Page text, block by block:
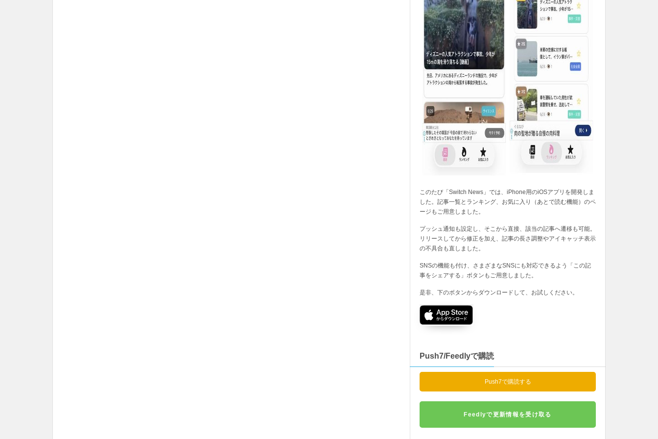
このたび「Switch News」では、iPhone用のiOSアプリを開発しま
した。記事一覧とランキング、お気に入り（あとで読む機能）のペ
ージもご用意しました。
プッシュ通知も設定し、そこから直接、該当の記事へ遷移も可能。
リリースしてから修正を加え、記事の長さ調整やアイキャッチ表示
の不具合も直しました。
SNSの機能も付け、さまざまなSNSにも対応できるよう「この記
事をシェアする」ボタンもご用意しました。
是非、下のボタンからダウンロードして、お試しください。
Push7/Feedlyで購読
Push7で購読する
Feedlyで更新情報を受け取る